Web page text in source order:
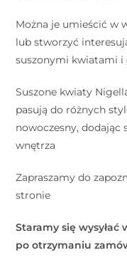
Można je umieścić w
lub stworzyć
suszonymi kwiatami i
Suszone kwiaty
pasują do różnych
nowoczesny, dodając
wnętrza
Zapraszamy do
stronie
Staramy się
po otrzymaniu